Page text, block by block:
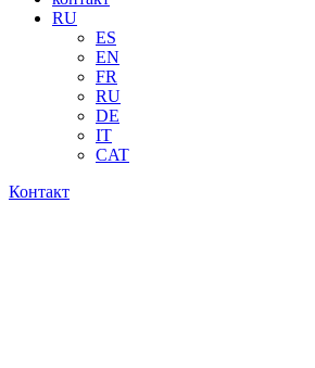
RU
ES
EN
FR
RU
DE
IT
CAT
Контакт